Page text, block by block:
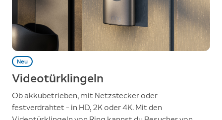
Neu
Videotürklingeln
Ob akkubetrieben, mit Netzstecker oder
festverdrahtet – in HD, 2K oder 4K. Mit den